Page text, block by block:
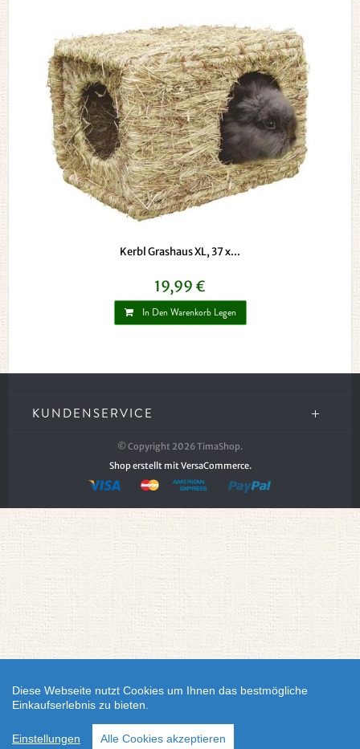
Kerbl Grashaus XL, 37 x...
19,99 €
In Den Warenkorb Legen
KUNDENSERVICE
© Copyright 2026 TimaShop.
Shop erstellt mit VersaCommerce.
Diese Webseite nutzt Cookies um Ihnen das bestmögliche
Einkaufserlebnis zu bieten.
Einstellungen Alle Cookies akzeptieren